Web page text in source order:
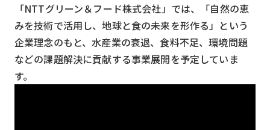
IoT
DX
ニュース
デジタルサイネージ
「NTTグリーン＆フード株式会社」では、「自然の恵
みを技術で活用し、地球と食の未来を形作る」という
企業理念のもと、水産業の衰退、食料不足、環境問題
などの課題解決に貢献する事業展開を予定していま
す。